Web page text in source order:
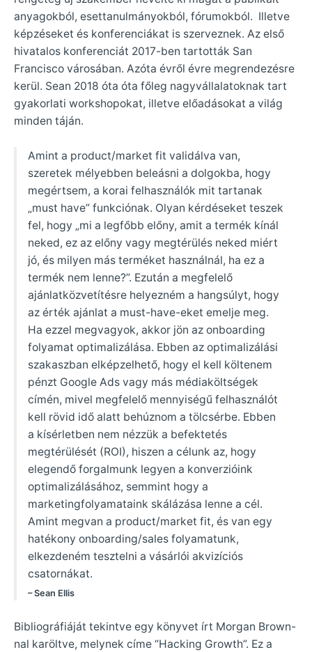
anyagokból, esettanulmányokból, fórumokból. Illetve
képzéseket és konferenciákat is szerveznek. Az első
hivatalos konferenciát 2017-ben tartották San
Francisco városában. Azóta évről évre megrendezésre
kerül. Sean 2018 óta óta főleg nagyvállalatoknak tart
gyakorlati workshopokat, illetve előadásokat a világ
minden táján.
Amint a product/market fit validálva van,
szeretek mélyebben beleásni a dolgokba, hogy
megértsem, a korai felhasználók mit tartanak
„must have” funkciónak. Olyan kérdéseket teszek
fel, hogy „mi a legfőbb előny, amit a termék kínál
neked, ez az előny vagy megtérülés neked miért
jó, és milyen más terméket használnál, ha ez a
termék nem lenne?”. Ezután a megfelelő
ajánlatközvetítésre helyezném a hangsúlyt, hogy
az érték ajánlat a must-have-eket emelje meg.
Ha ezzel megvagyok, akkor jön az onboarding
folyamat optimalizálása. Ebben az optimalizálási
szakaszban elképzelhető, hogy el kell költenem
pénzt Google Ads vagy más médiaköltségek
címén, mivel megfelelő mennyiségű felhasználót
kell rövid idő alatt behúznom a tölcsérbe. Ebben
a kísérletben nem nézzük a befektetés
megtérülését (ROI), hiszen a célunk az, hogy
elegendő forgalmunk legyen a konverzióink
optimalizálásához, semmint hogy a
marketingfolyamataink skálázása lenne a cél.
Amint megvan a product/market fit, és van egy
hatékony onboarding/sales folyamatunk,
elkezdeném tesztelni a vásárlói akvizíciós
csatornákat.
– Sean Ellis
Bibliográfiáját tekintve egy könyvet írt Morgan Brown-
nal karöltve, melynek címe “Hacking Growth”. Ez a